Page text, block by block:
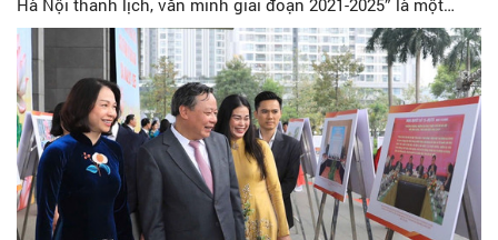
Hà Nội thanh lịch, văn minh giai đoạn 2021-2025” là một
trong 10 Chương trình công tác lớn của Thành uỷ Hà Nội
khoá XVII. Chương trình 06-CTr/TU giai đoạn 2021-2025 được
ban hành với 18 chỉ tiêu, 51 đề án, kế hoạch; 22 dự án, nhóm
dự án tập trung 3 nội hàm Chương trình là: (1) Phát triển văn
hóa; (2) Nâng cao chất lượng nguồn nhân lực; (3) Xây dựng
người Hà Nội thanh lịch, văn minh.